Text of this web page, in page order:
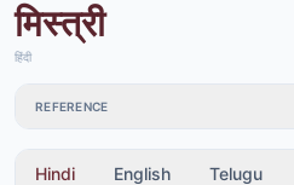
मिस्त्री
हिंदी
REFERENCE
Hindi English Telugu